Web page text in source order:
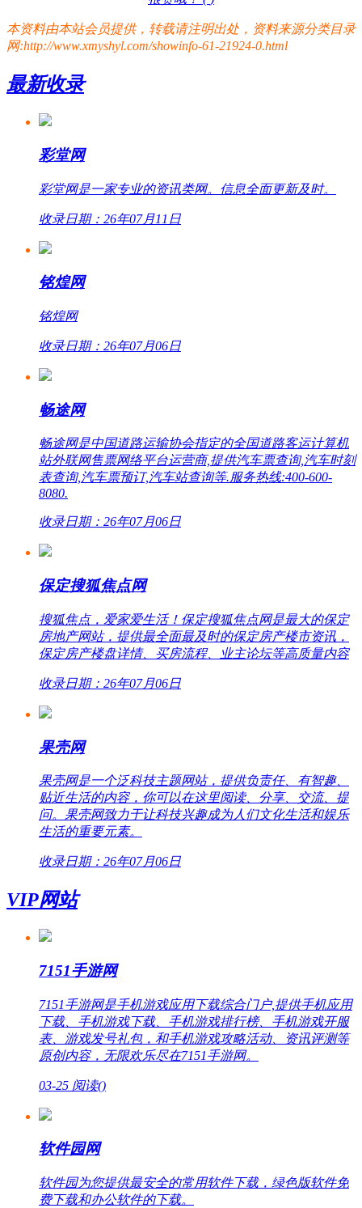
本资料由本站会员提供，转载请注明出处，资料来源分类目录
网:http://www.xmyshyl.com/showinfo-61-21924-0.html
最新收录
彩堂网
彩堂网是一家专业的资讯类网。信息全面更新及时。
收录日期：26年07月11日
铭煌网
铭煌网
收录日期：26年07月06日
畅途网
畅途网是中国道路运输协会指定的全国道路客运计算机
站外联网售票网络平台运营商,提供汽车票查询,汽车时刻
表查询,汽车票预订,汽车站查询等.服务热线:400-600-
8080.
收录日期：26年07月06日
保定搜狐焦点网
搜狐焦点，爱家爱生活！保定搜狐焦点网是最大的保定
房地产网站，提供最全面最及时的保定房产楼市资讯，
保定房产楼盘详情、买房流程、业主论坛等高质量内容
收录日期：26年07月06日
果壳网
果壳网是一个泛科技主题网站，提供负责任、有智趣、
贴近生活的内容，你可以在这里阅读、分享、交流、提
问。果壳网致力于让科技兴趣成为人们文化生活和娱乐
生活的重要元素。
收录日期：26年07月06日
VIP网站
7151手游网
7151手游网是手机游戏应用下载综合门户,提供手机应用
下载、手机游戏下载、手机游戏排行榜、手机游戏开服
表、游戏发号礼包，和手机游戏攻略活动、资讯评测等
原创内容，无限欢乐尽在7151手游网。
03-25 阅读()
软件园网
软件园为您提供最安全的常用软件下载，绿色版软件免
费下载和办公软件的下载。